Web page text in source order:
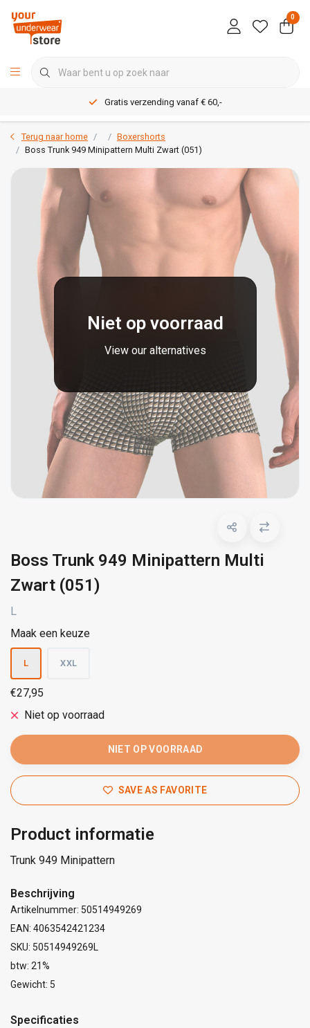
0
Gratis verzending vanaf € 60,-
Terug naar home
Boxershorts
Boss Trunk 949 Minipattern Multi Zwart (051)
Niet op voorraad
View our alternatives
Boss Trunk 949 Minipattern Multi
Zwart (051)
L
Maak een keuze
L XXL
€27,95
Niet op voorraad
NIET OP VOORRAAD
SAVE AS FAVORITE
Product informatie
Trunk 949 Minipattern
Beschrijving
Artikelnummer: 50514949269
EAN: 4063542421234
SKU: 50514949269L
btw: 21%
Gewicht: 5
Specificaties